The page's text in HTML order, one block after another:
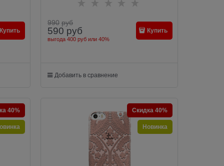
Купить
990 руб
590 руб
выгода 400 рубили 40%
Купить
Добавить в сравнение
40% Скидка 40%
Новинка